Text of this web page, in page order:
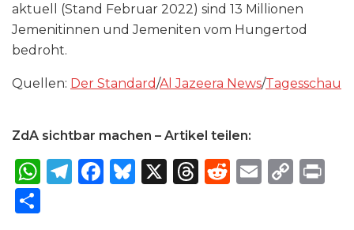
aktuell (Stand Februar 2022) sind 13 Millionen
Jemenitinnen und Jemeniten vom Hungertod
bedroht.
Quellen: Der Standard/Al Jazeera News/Tagesschau
ZdA sichtbar machen – Artikel teilen:
W T
F
B X
T
R
E
C